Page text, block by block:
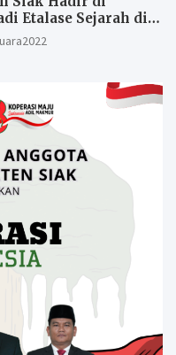
Etalase Sejarah di